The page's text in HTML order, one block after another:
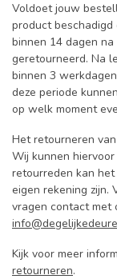
Voldoet jouw
product
binnen 14 dagen
geretourneerd. Na
binnen 3
deze periode
op welk moment
Het retourneren
Wij kunnen
retourreden kan
eigen rekening zijn.
vragen contact met
Kijk voor meer
retourneren.